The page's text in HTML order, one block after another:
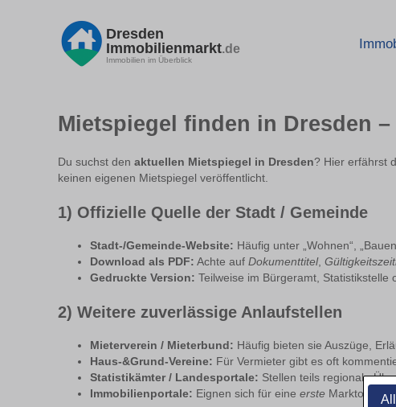
Dresden
Immobilienmarkt.de
Immobilien im Überblick
Mietspiegel finden in Dresden
Du suchst den aktuellen Mietspiegel in Dresden? Hier erfährst
keinen eigenen Mietspiegel veröffentlicht.
1) Offizielle Quelle der Stadt / Gemeinde
Stadt-/Gemeinde-Website: Häufig unter „Wohnen“,
Download als PDF: Achte auf Dokumenttitel,
Gedruckte Version: Teilweise im Bürgeramt,
2) Weitere zuverlässige Anlaufstellen
Mieterverein / Mieterbund: Häufig bieten sie Auszüge,
Haus-&Grund-Vereine: Für Vermieter gibt es oft
Statistikämter / Landesportale: Stellen teils regionale
Immobilienportale: Eignen sich für eine erste